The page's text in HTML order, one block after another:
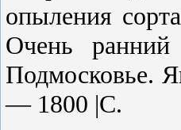
опыления
Очень
Подмосковье.
— 1800 |С.